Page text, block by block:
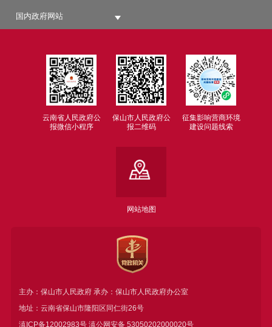
国内政府网站
云南省人民政府公
报微信小程序
保山市人民政府公
报二维码
征集影响营商环境
建设问题线索
网站地图
主办：保山市人民政府 承办：保山市人民政府办公室
地址：云南省保山市隆阳区同仁街26号
滇ICP备12002983号滇公网安备 53050202000020号